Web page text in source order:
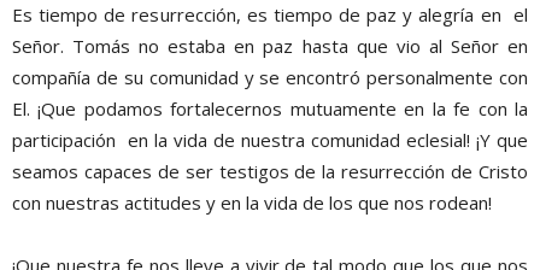
Es tiempo de resurrección, es tiempo de paz y alegría en el
Señor. Tomás no estaba en paz hasta que vio al Señor en
compañía de su comunidad y se encontró personalmente con
El. ¡Que podamos fortalecernos mutuamente en la fe con la
participación en la vida de nuestra comunidad eclesial! ¡Y que
seamos capaces de ser testigos de la resurrección de Cristo
con nuestras actitudes y en la vida de los que nos rodean!
¡Que nuestra fe nos lleve a vivir de tal modo que los que nos